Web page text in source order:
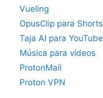
Vueling
OpusClip para Shorts
Taja AI para YouTube
Música para vídeos
ProtonMail
Proton VPN